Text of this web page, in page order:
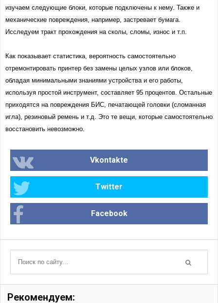
изучаем следующие блоки, которые подключены к нему. Также и
механические повреждения, например, застревает бумага.
Исследуем тракт прохождения на сколы, сломы, износ и т.п.
Как показывает статистика, вероятность самостоятельно
отремонтировать принтер без замены целых узлов или блоков,
обладая минимальными знаниями устройства и его работы,
используя простой инструмент, составляет 95 процентов. Остальные
приходятся на повреждения БИС, печатающей головки (сломанная
игла), резиновый ремень и т.д. Это те вещи, которые самостоятельно
восстановить невозможно.
Vkontakte
Twitter
Facebook
Рекомендуем: